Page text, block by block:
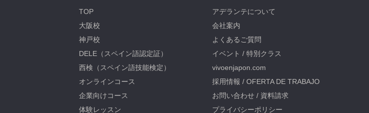
TOP
大阪校
神戸校
DELE（スペイン語認定証）
西検（スペイン語技能検定）
オンラインコース
企業向けコース
体験レッスン
アデランテについて
会社案内
よくあるご質問
イベント / 特別クラス
vivoenjapon.com
採用情報 / OFERTA DE TRABAJO
お問い合わせ / 資料請求
プライバシーポリシー